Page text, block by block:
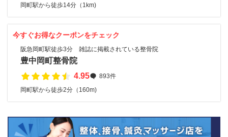
岡町駅から徒歩14分（1km)
今すぐお得なクーポンをチェック
阪急岡町駅徒歩3分 雑誌に掲載されている整骨院
豊中岡町整骨院
4.95
893件
岡町駅から徒歩2分（160m)